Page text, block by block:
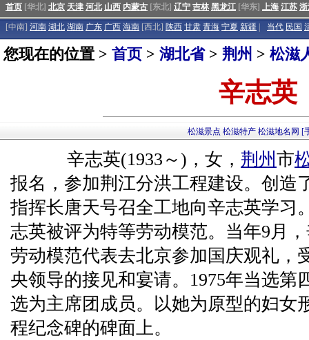
首页 [华北] 北京 天津 河北 山西 内蒙古 [东北] 辽宁 吉林 黑龙江 [华东] 上海 江苏
[中南] 河南 湖北 湖南 广东 广西 海南 [西北] 陕西 甘肃 青海 宁夏 新疆 当代 民国
您现在的位置 > 首页 > 湖北省> 荆州 > 松滋
辛志英
松滋景点 松滋特产 松滋地名网 [
辛志英(1933～)，女， 荆州 市
报名，参加荆江分洪工程建设。创造
指挥长唐天号召全工地向辛志英学习
志英被评为特等劳动模范。当年9月
劳动模范代表去北京参加国庆观礼，
央领导的接见和宴请。1975年当选第
选为主席团成员。以她为原型的妇女
程纪念碑的碑面上。